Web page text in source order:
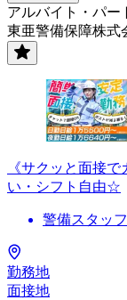
アルバイト・パー
東亜警備保障株式
《サクッと面接
い・シフト自由☆
警備スタッフ
勤務地
面接地